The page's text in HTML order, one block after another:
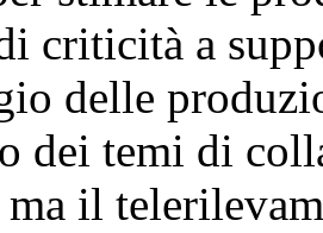
criticità a
delle
dei temi di
il